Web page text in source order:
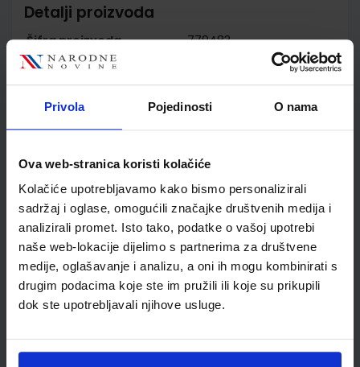
Privola Pojedinosti O nama
Ova web-stranica koristi kolačiće
Kolačiće upotrebljavamo kako bismo personalizirali
sadržaj i oglase, omogućili značajke društvenih medija i
analizirali promet. Isto tako, podatke o vašoj upotrebi
naše web-lokacije dijelimo s partnerima za društvene
medije, oglašavanje i analizu, a oni ih mogu kombinirati s
drugim podacima koje ste im pružili ili koje su prikupili
dok ste upotrebljavali njihove usluge.
Detalji proizvoda
Šifra proizvoda
779483
Jedinična mjera
Nakladnik
PROFIL KLETT d.o.o.
Autor
Diana Bratičević Lidija
Vrsta školske knjige
RADNA BILJEŽNICA
Vrsta škole
3 STRUKOVNA
Nastavni predmet
EKONOMSKE ŠKOLE
Reg br min
6337-DOM